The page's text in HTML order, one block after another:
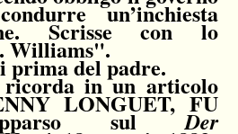
un’inchiesta
Scrisse con lo
Williams".
prima del padre.
ricorda in un articolo
LONGUET, FU
sulDer